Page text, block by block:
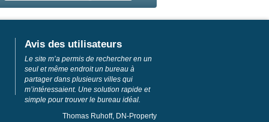
Avis des utilisateurs
Le site m’a permis de rechercher en un
seul et même endroit un bureau à
partager dans plusieurs villes qui
m’intéressaient. Une solution rapide et
simple pour trouver le bureau idéal.
Thomas Ruhoff, DN-Property